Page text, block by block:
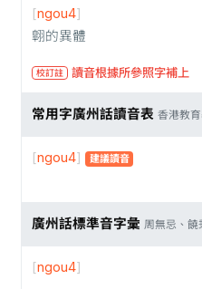
[ngou4]
翺的異體
校訂註 讀音根據所參照字補上
常用字廣州話讀音表 香港教
[ngou4] 建議讀音
廣州話標準音字彙 周無忌、饒
[ngou4]